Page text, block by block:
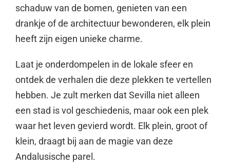
schaduw van de bomen, genieten van een
drankje of de architectuur bewonderen, elk plein
heeft zijn eigen unieke charme.
Laat je onderdompelen in de lokale sfeer en
ontdek de verhalen die deze plekken te vertellen
hebben. Je zult merken dat Sevilla niet alleen
een stad is vol geschiedenis, maar ook een plek
waar het leven gevierd wordt. Elk plein, groot of
klein, draagt bij aan de magie van deze
Andalusische parel.